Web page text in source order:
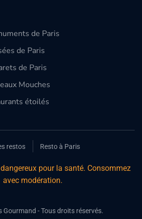
de Paris
de Paris
de Paris
Mouches
étoilés
restos Resto à Paris
dangereux pour la santé. Consommez
avec modération.
Gourmand - Tous droits réservés.